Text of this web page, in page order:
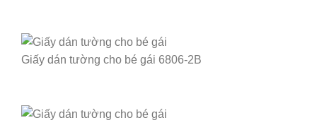
Giấy dán tường cho bé gái 6806-2B